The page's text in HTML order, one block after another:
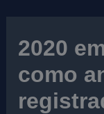
2020
como